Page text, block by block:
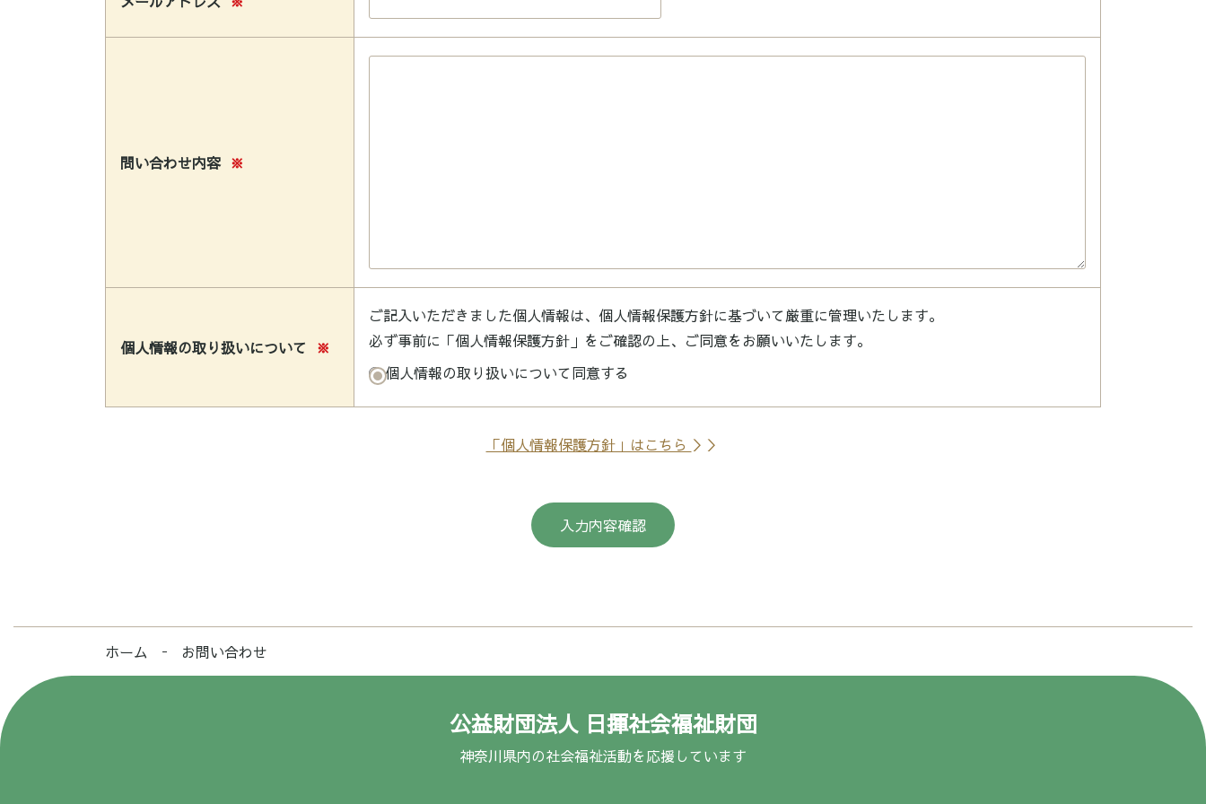
問い合わせ内容 ※
個人情報の取り扱いについて ※
ご記入いただきました個人情報は、個人情報保護方針に基づいて厳重に管理いたします。
必ず事前に「個人情報保護方針」をご確認の上、ご同意をお願いいたします。
個人情報の取り扱いについて同意する
「個人情報保護方針」はこちら ＞＞
ホーム お問い合わせ
公益財団法人 日揮社会福祉財団
神奈川県内の社会福祉活動を応援しています